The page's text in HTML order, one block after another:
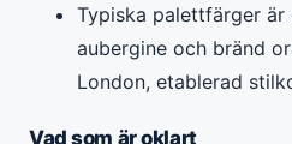
Typiska palettfärger är
aubergine och bränd
London, etablerad
Vad som är oklart